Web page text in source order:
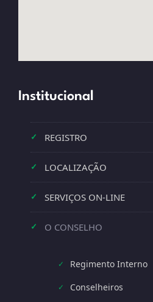
Institucional
✓ REGISTRO
✓ LOCALIZAÇÃO
✓ SERVIÇOS ON-LINE
✓ O CONSELHO
✓ Regimento Interno
✓ Conselheiros